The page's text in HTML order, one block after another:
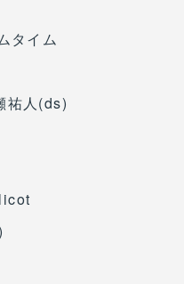
タイム
祐人(ds)